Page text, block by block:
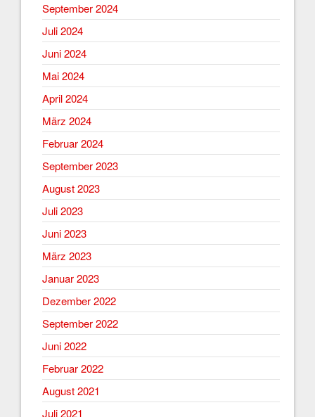
September 2024
Juli 2024
Juni 2024
Mai 2024
April 2024
März 2024
Februar 2024
September 2023
August 2023
Juli 2023
Juni 2023
März 2023
Januar 2023
Dezember 2022
September 2022
Juni 2022
Februar 2022
August 2021
Juli 2021